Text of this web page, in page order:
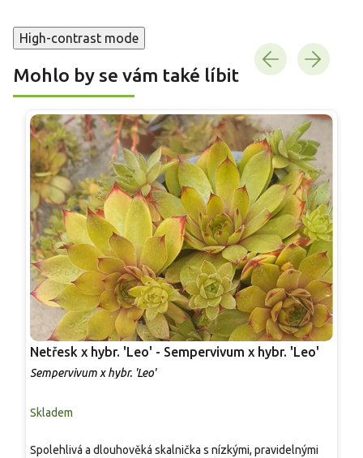
High-contrast mode
Mohlo by se vám také líbit
Netřesk x hybr. 'Leo' - Sempervivum x hybr. 'Leo'
Sempervivum x hybr. 'Leo'
Skladem
Spolehlivá a dlouhověká skalnička s nízkými, pravidelnými